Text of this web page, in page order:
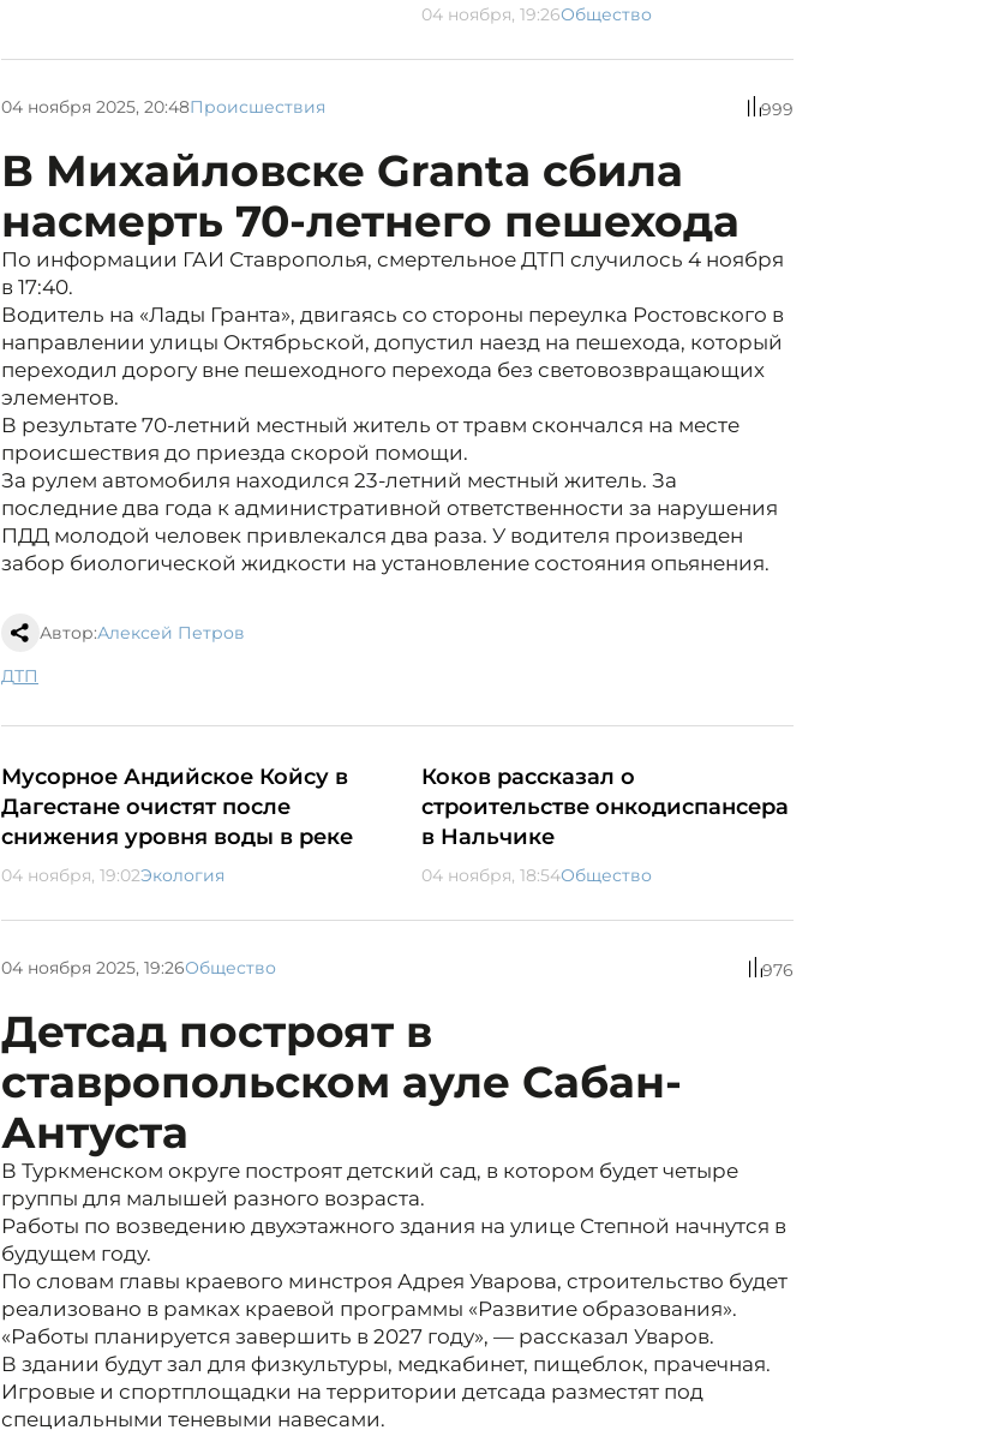
04 ноября, 19:26Общество
04 ноября 2025, 20:48Происшествия 999
В Михайловске Granta сбила
насмерть 70-летнего пешехода
По информации ГАИ Ставрополья, смертельное ДТП случилось 4 ноября
в 17:40.
Водитель на «Лады Гранта», двигаясь со стороны переулка Ростовского в
направлении улицы Октябрьской, допустил наезд на пешехода, который
переходил дорогу вне пешеходного перехода без световозвращающих
элементов.
В результате 70-летний местный житель от травм скончался на месте
происшествия до приезда скорой помощи.
За рулем автомобиля находился 23-летний местный житель. За
последние два года к административной ответственности за нарушения
ПДД молодой человек привлекался два раза. У водителя произведен
забор биологической жидкости на установление состояния опьянения.
Автор:Алексей Петров
ДТП
Мусорное Андийское Койсу в
Дагестане очистят после
снижения уровня воды в реке
04 ноября, 19:02Экология
Коков рассказал о
строительстве онкодиспансера
в Нальчике
04 ноября, 18:54Общество
04 ноября 2025, 19:26Общество 976
Детсад построят в
ставропольском ауле Сабан-
Антуста
В Туркменском округе построят детский сад, в котором будет четыре
группы для малышей разного возраста.
Работы по возведению двухэтажного здания на улице Степной начнутся в
будущем году.
По словам главы краевого минстроя Адрея Уварова, строительство будет
реализовано в рамках краевой программы «Развитие образования».
«Работы планируется завершить в 2027 году», — рассказал Уваров.
В здании будут зал для физкультуры, медкабинет, пищеблок, прачечная.
Игровые и спортплощадки на территории детсада разместят под
специальными теневыми навесами.